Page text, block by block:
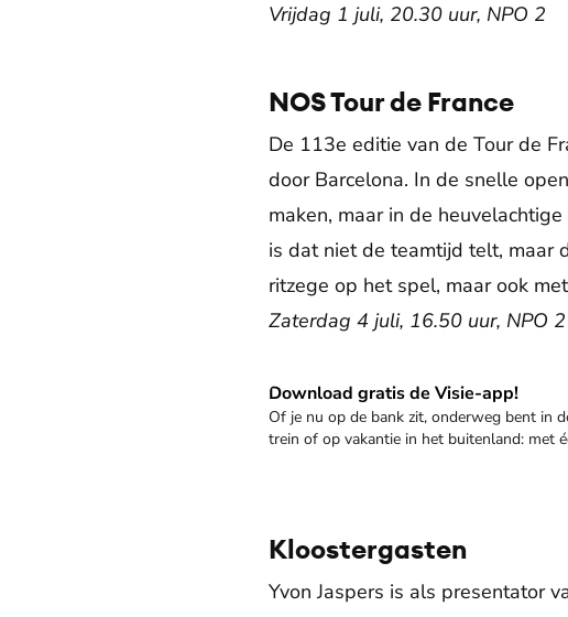
Vrijdag 1 juli, 20.30 uur, NPO 2
NOS Tour de France
De 113e editie van de Tour de
door Barcelona. In de snelle
maken, maar in de
is dat niet de teamtijd telt, maar
ritzege op het spel, maar ook
Zaterdag 4 juli, 16.50 uur, NPO 2
Download gratis de Visie-app!
Of je nu op de bank zit, onderweg bent in
trein of op vakantie in het buitenland: met
Download de app
Kloostergasten
Yvon Jaspers is als presentator